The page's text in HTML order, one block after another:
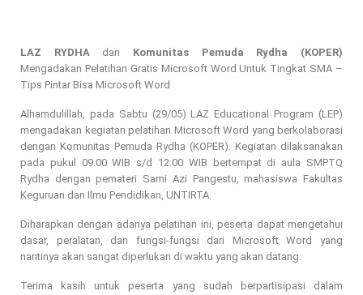
LAZ RYDHA dan Komunitas Pemuda Rydha (KOPER)
Mengadakan Pelatihan Gratis Microsoft Word Untuk Tingkat SMA –
Tips Pintar Bisa Microsoft Word
Alhamdulillah, pada Sabtu (29/05) LAZ Educational Program (LEP)
mengadakan kegiatan pelatihan Microsoft Word yang berkolaborasi
dengan Komunitas Pemuda Rydha (KOPER). Kegiatan dilaksanakan
pada pukul 09.00 WIB s/d 12.00 WIB bertempat di aula SMPTQ
Rydha dengan pemateri Sami Azi Pangestu, mahasiswa Fakultas
Keguruan dan Ilmu Pendidikan, UNTIRTA.
Diharapkan dengan adanya pelatihan ini, peserta dapat mengetahui
dasar, peralatan, dan fungsi-fungsi dari Microsoft Word yang
nantinya akan sangat diperlukan di waktu yang akan datang.
Terima kasih untuk peserta yang sudah berpartisipasi dalam